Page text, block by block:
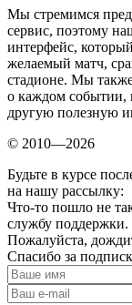
Мы стремимся
сервис, поэтому
интерфейс,
желаемый матч,
стадионе. Мы
о каждом событии,
другую полезную
© 2010—2026
Будьте в курсе
на нашу рассылку:
Что-то пошло не
службу поддержки.
Пожалуйста,
Спасибо за